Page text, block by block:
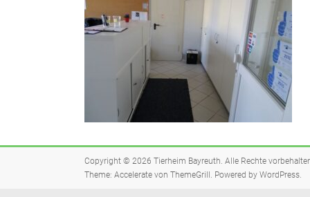
Copyright © 2026 Tierheim Bayreuth. Alle Rechte
Theme: Accelerate von ThemeGrill. Powered by WordPress.